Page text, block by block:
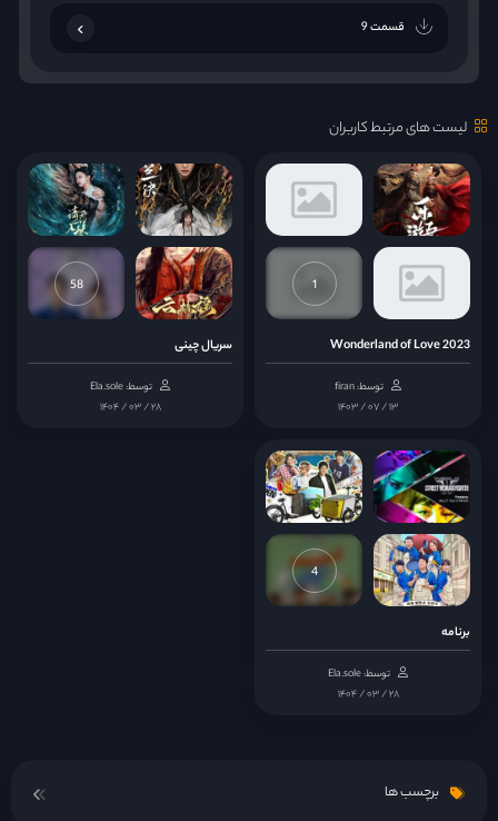
قسمت 9
قسمت 10
لیست های مرتبط کاربران
1
Wonderland of Love 2023
توسط: firan
۱۴۰۳ / ۰۷ / ۱۳
58
سریال چینی
توسط: Ela.sole
۱۴۰۴ / ۰۳ / ۲۸
4
برنامه
توسط: Ela.sole
۱۴۰۴ / ۰۳ / ۲۸
برچسب ها